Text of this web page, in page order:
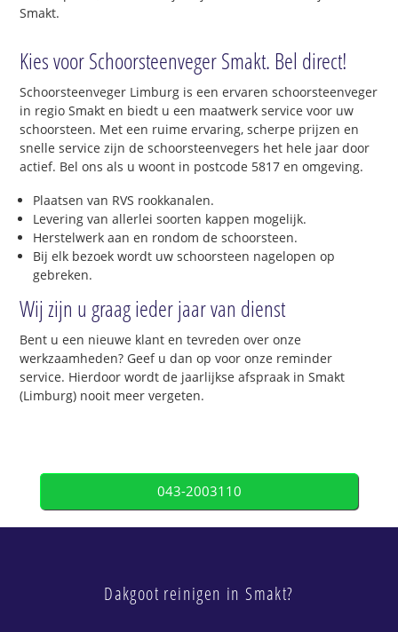
Smakt.
Kies voor Schoorsteenveger Smakt. Bel direct!
Schoorsteenveger Limburg is een ervaren schoorsteenveger
in regio Smakt en biedt u een maatwerk service voor uw
schoorsteen. Met een ruime ervaring, scherpe prijzen en
snelle service zijn de schoorsteenvegers het hele jaar door
actief. Bel ons als u woont in postcode 5817 en omgeving.
Plaatsen van RVS rookkanalen.
Levering van allerlei soorten kappen mogelijk.
Herstelwerk aan en rondom de schoorsteen.
Bij elk bezoek wordt uw schoorsteen nagelopen op
gebreken.
Wij zijn u graag ieder jaar van dienst
Bent u een nieuwe klant en tevreden over onze
werkzaamheden? Geef u dan op voor onze reminder
service. Hierdoor wordt de jaarlijkse afspraak in Smakt
(Limburg) nooit meer vergeten.
043-2003110
Dakgoot reinigen in Smakt?